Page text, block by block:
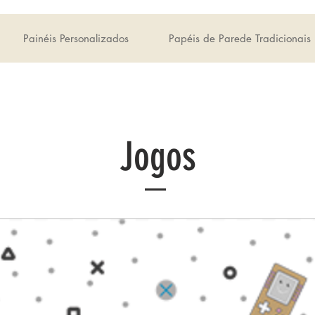
Painéis Personalizados Papéis de Parede Tradicionais
Jogos